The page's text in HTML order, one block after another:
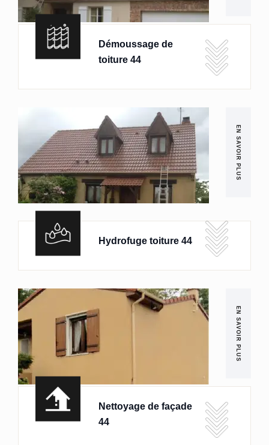
Démoussage de
toiture 44
EN SAVOIR PLUS
Hydrofuge toiture 44
EN SAVOIR PLUS
Nettoyage de façade
44